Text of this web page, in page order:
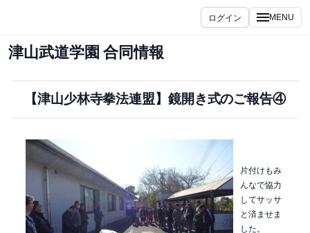
を
ス
キ
ログイン MENU
津山武道学園 合同情報
【津山少林寺拳法連盟】鏡開き式のご報告④
片付けもみ
んなで協力
してサッサ
と済ませま
した。